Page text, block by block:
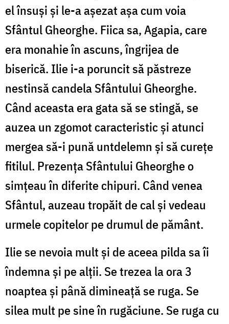
el însuşi şi le-a aşezat aşa cum voia
Sfântul Gheorghe. Fiica sa, Agapia, care
era monahie în ascuns, îngrijea de
biserică. Ilie i-a poruncit să păstreze
nestinsă candela Sfântului Gheorghe.
Când aceasta era gata să se stingă, se
auzea un zgomot caracteristic şi atunci
mergea să-i pună untdelemn şi să cureţe
fitilul. Prezenţa Sfântului Gheorghe o
simţeau în diferite chipuri. Când venea
Sfântul, auzeau tropăit de cal şi vedeau
urmele copitelor pe drumul de pământ.
Ilie se nevoia mult şi de aceea pilda sa îi
îndemna şi pe alţii. Se trezea la ora 3
noaptea şi până dimineaţă se ruga. Se
silea mult pe sine în rugăciune. Se ruga cu